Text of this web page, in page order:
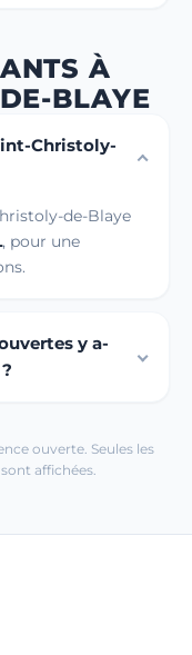
À
BLAYE
Christoly-
de-Blaye
, pour une
y a-
ouverte. Seules les
affichées.